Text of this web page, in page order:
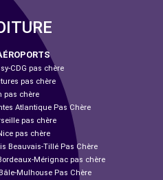
CDG pas chère
pas chère
pas chère
Atlantique Pas Chère
pas chère
pas chère
Beauvais-Tillé Pas Chère
Mérignac pas chère
Mulhouse Pas Chère